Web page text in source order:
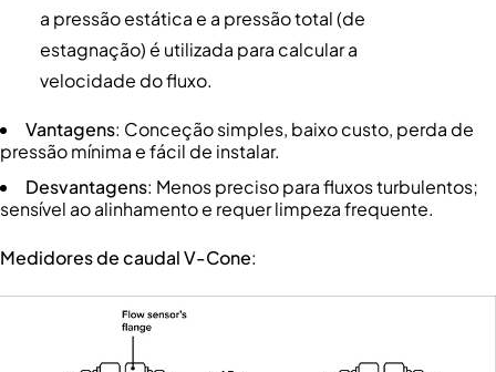
a pressão estática e a pressão total (de
estagnação) é utilizada para calcular a
velocidade do fluxo.
Vantagens: Conceção simples, baixo custo, perda de
pressão mínima e fácil de instalar.
Desvantagens: Menos preciso para fluxos turbulentos;
sensível ao alinhamento e requer limpeza frequente.
Medidores de caudal V-Cone: